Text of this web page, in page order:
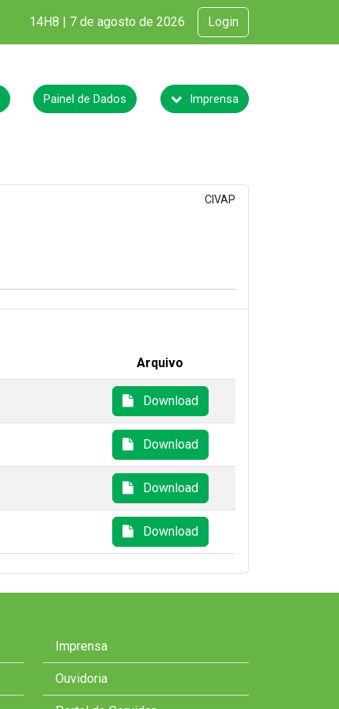
14H8 | 7 de agosto de 2026 Login
Painel de Dados Imprensa
CIVAP
Arquivo
Download
Download
Download
Download
Imprensa
Ouvidoria